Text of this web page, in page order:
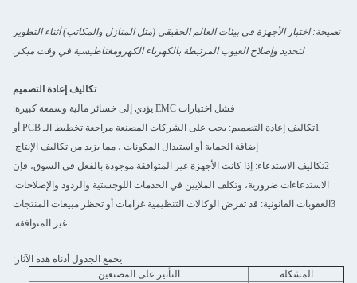
نصيحة: اختبار الأجهزة في بيئات العالم الحقيقي (مثل المنازل والمكاتب) أثناء التطوير
لتحديد وإصلاح العيوب المرتبطة بالكهرباء الكهرومغناطيسية في وقت مبكر.
تكاليف إعادة التصميم
فشل اختبارات EMC يؤدي إلى خسائر مالية وسمعة كبيرة:
1تكاليف إعادة التصميم: يجب على الشركات المصنعة مراجعة تخطيط الـ PCB أو
إضافة الحماية أو استبدال المكونات ، مما يزيد من تكاليف الإنتاج.
2تكاليف الاستدعاء: إذا كانت الأجهزة غير المتوافقة موجودة بالفعل في السوق، فإن
الاستدعاءات ضرورية، وتكلف الملايين في الخدمات اللوجستية والردود والإصلاحات.
3العقوبات القانونية: قد تفرض الوكالات التنظيمية غرامات أو تحظر مبيعات المنتجات
غير المتوافقة.
يجمع الجدول أدناه هذه الآثار:
المشكلة
التأثير على المصنعين